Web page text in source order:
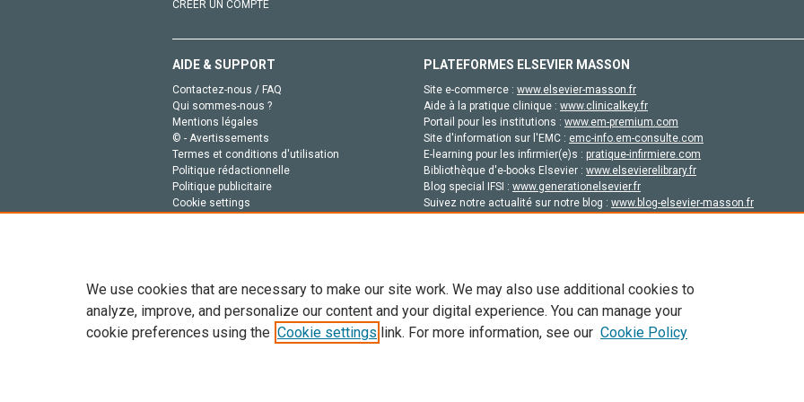
CRÉER UN COMPTE
AIDE & SUPPORT
Contactez-nous / FAQ
Qui sommes-nous ?
Mentions légales
© - Avertissements
Termes et conditions d'utilisation
Politique rédactionnelle
Politique publicitaire
Cookie settings
PLATEFORMES ELSEVIER MASSON
Site e-commerce : www.elsevier-masson.fr
Aide à la pratique clinique : www.clinicalkey.fr
Portail pour les institutions : www.em-premium.com
Site d'information sur l'EMC : emc-info.em-consulte.com
E-learning pour les infirmier(e)s : pratique-infirmiere.com
Bibliothèque d'e-books Elsevier : www.elsevierelibrary.fr
Blog special IFSI : www.generationelsevier.fr
Suivez notre actualité sur notre blog : www.blog-elsevier-masson.fr
Tout le contenu de ce site: Copyright © 2026 Elsevier, ses concédants de licence et ses contributeurs. Tout les droits sont réservés,
de données, a la formation en IA et aux technologies similaires. Pour tout contenu en libre accès, les conditions de licence
We use cookies that are necessary to make our site work. We may also use additional cookies to
analyze, improve, and personalize our content and your digital experience. You can manage your
cookie preferences using the Cookie settings link. For more information, see our Cookie Policy